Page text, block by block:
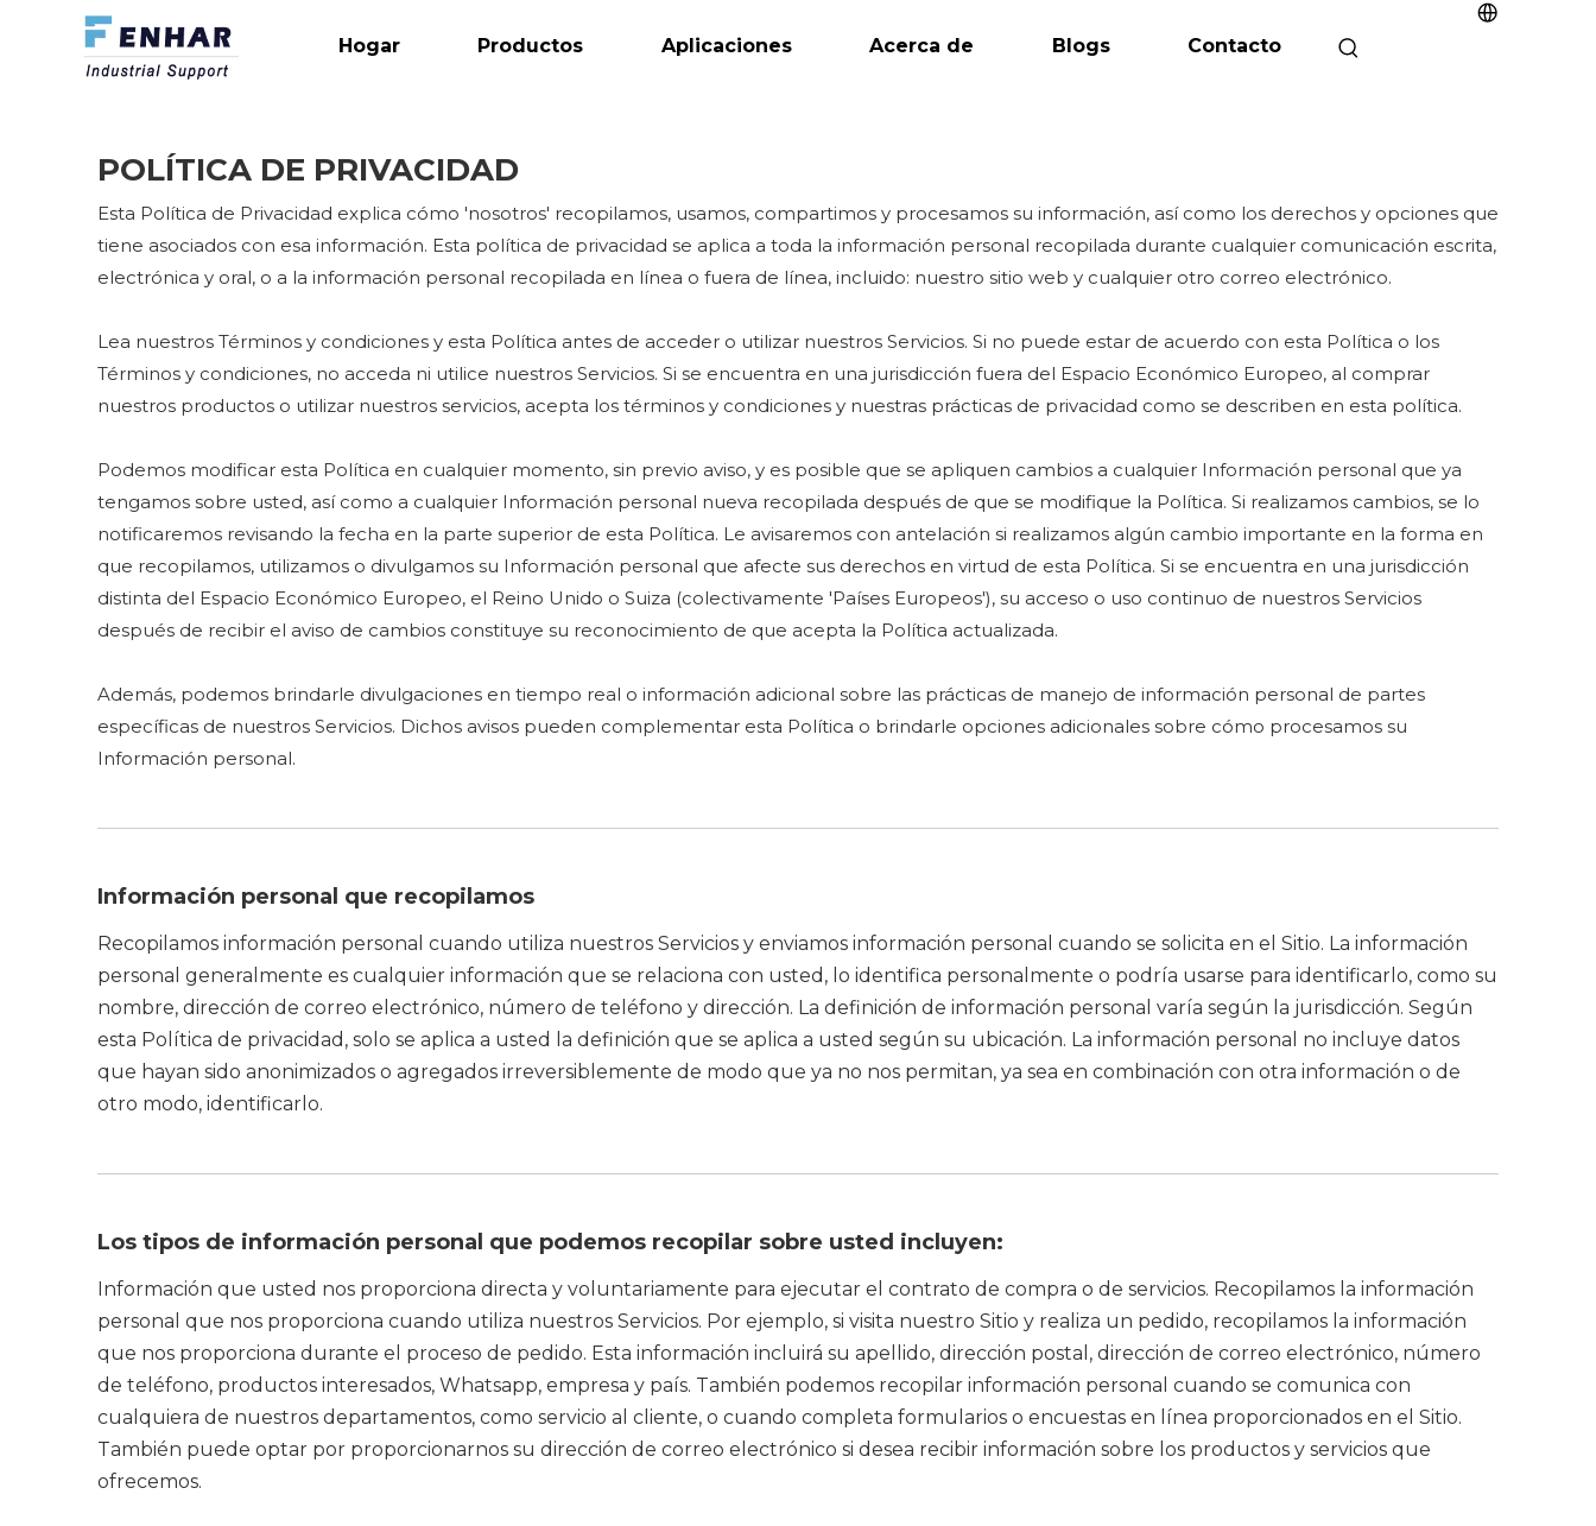
Hogar Productos Aplicaciones Acerca de Blogs Contacto
POLÍTICA DE PRIVACIDAD
Esta Política de Privacidad explica cómo 'nosotros' recopilamos, usamos, compartimos y procesamos su información, así como los derechos y opciones que
tiene asociados con esa información. Esta política de privacidad se aplica a toda la información personal recopilada durante cualquier comunicación escrita,
electrónica y oral, o a la información personal recopilada en línea o fuera de línea, incluido: nuestro sitio web y cualquier otro correo electrónico.
Lea nuestros Términos y condiciones y esta Política antes de acceder o utilizar nuestros Servicios. Si no puede estar de acuerdo con esta Política o los
Términos y condiciones, no acceda ni utilice nuestros Servicios. Si se encuentra en una jurisdicción fuera del Espacio Económico Europeo, al comprar
nuestros productos o utilizar nuestros servicios, acepta los términos y condiciones y nuestras prácticas de privacidad como se describen en esta política.
Podemos modificar esta Política en cualquier momento, sin previo aviso, y es posible que se apliquen cambios a cualquier Información personal que ya
tengamos sobre usted, así como a cualquier Información personal nueva recopilada después de que se modifique la Política. Si realizamos cambios, se lo
notificaremos revisando la fecha en la parte superior de esta Política. Le avisaremos con antelación si realizamos algún cambio importante en la forma en
que recopilamos, utilizamos o divulgamos su Información personal que afecte sus derechos en virtud de esta Política. Si se encuentra en una jurisdicción
distinta del Espacio Económico Europeo, el Reino Unido o Suiza (colectivamente 'Países Europeos'), su acceso o uso continuo de nuestros Servicios
después de recibir el aviso de cambios constituye su reconocimiento de que acepta la Política actualizada.
Además, podemos brindarle divulgaciones en tiempo real o información adicional sobre las prácticas de manejo de información personal de partes
específicas de nuestros Servicios. Dichos avisos pueden complementar esta Política o brindarle opciones adicionales sobre cómo procesamos su
Información personal.
Información personal que recopilamos
Recopilamos información personal cuando utiliza nuestros Servicios y enviamos información personal cuando se solicita en el Sitio. La información
personal generalmente es cualquier información que se relaciona con usted, lo identifica personalmente o podría usarse para identificarlo, como su
nombre, dirección de correo electrónico, número de teléfono y dirección. La definición de información personal varía según la jurisdicción. Según
esta Política de privacidad, solo se aplica a usted la definición que se aplica a usted según su ubicación. La información personal no incluye datos
que hayan sido anonimizados o agregados irreversiblemente de modo que ya no nos permitan, ya sea en combinación con otra información o de
otro modo, identificarlo.
Los tipos de información personal que podemos recopilar sobre usted incluyen:
Información que usted nos proporciona directa y voluntariamente para ejecutar el contrato de compra o de servicios. Recopilamos la información
personal que nos proporciona cuando utiliza nuestros Servicios. Por ejemplo, si visita nuestro Sitio y realiza un pedido, recopilamos la información
que nos proporciona durante el proceso de pedido. Esta información incluirá su apellido, dirección postal, dirección de correo electrónico, número
de teléfono, productos interesados, Whatsapp, empresa y país. También podemos recopilar información personal cuando se comunica con
cualquiera de nuestros departamentos, como servicio al cliente, o cuando completa formularios o encuestas en línea proporcionados en el Sitio.
También puede optar por proporcionarnos su dirección de correo electrónico si desea recibir información sobre los productos y servicios que
ofrecemos.